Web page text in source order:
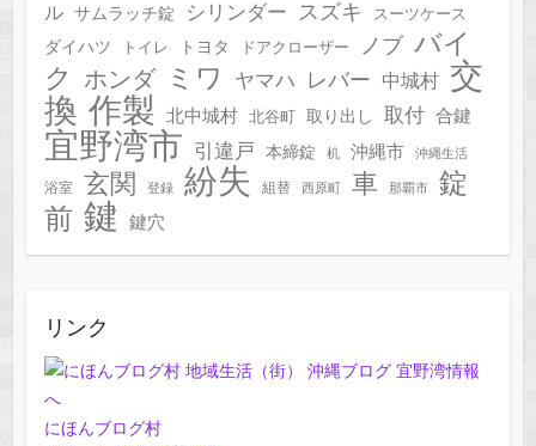
ル サムラッチ錠 シリンダー スズキ
スーツケース
ダイハツ
トイレ トヨタ ドアクローザー ノブ バイ
ク
ホンダ ミワ ヤマハ レバー 中城村 交
換 作製 北中城村 北谷町 取り出し 取付 合鍵
宜野湾市 引違戸 本締錠 机 沖縄市 沖縄生活
浴室 玄関 登録 紛失 組替 西原町 車 那覇市
錠
前 鍵 鍵穴
リンク
にほんブログ村